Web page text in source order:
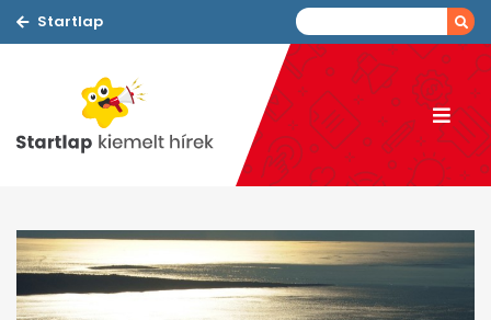
Startlap